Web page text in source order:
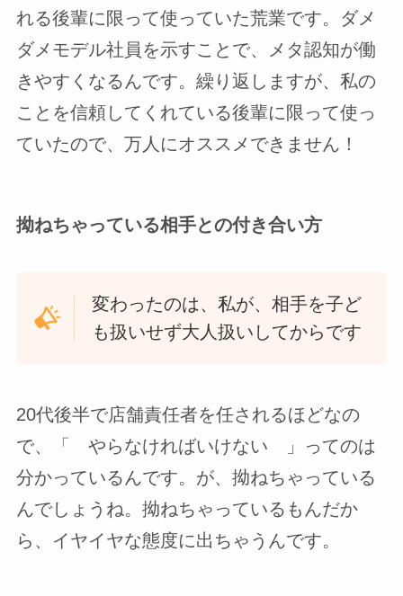
れる後輩に限って使っていた荒業です。ダメ
ダメモデル社員を示すことで、メタ認知が働
きやすくなるんです。繰り返しますが、私の
ことを信頼してくれている後輩に限って使っ
ていたので、万人にオススメできません！
拗ねちゃっている相手との付き合い方
変わったのは、私が、相手を子ど
も扱いせず大人扱いしてからです
20代後半で店舗責任者を任されるほどなの
で、「 やらなければいけない 」ってのは
分かっているんです。が、拗ねちゃっている
んでしょうね。拗ねちゃっているもんだか
ら、イヤイヤな態度に出ちゃうんです。